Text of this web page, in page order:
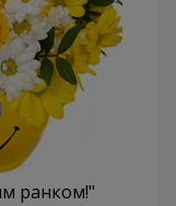
ранком!"